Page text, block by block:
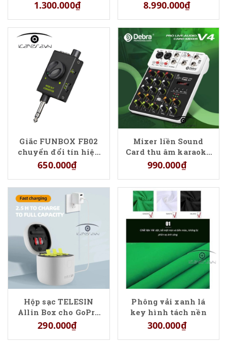
30W
1.300.000₫ 8.990.000₫
Giắc FUNBOX FB02
chuyển đổi tín hiệu
hỗ trợ Livestream
trên điện thoại
650.000₫
Mixer liền Sound
Card thu âm karaoke
Debra V4
990.000₫
Hộp sạc TELESIN
Allin Box cho GoPro
Hero 9/10/11/12
290.000₫
Phông vải xanh lá
key hình tách nền
300.000₫